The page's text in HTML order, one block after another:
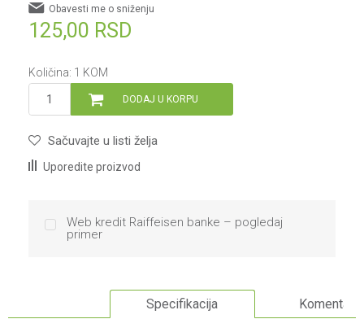
125,00 RSD
Obavesti me o sniženju
Količina: 1 KOM
DODAJ U KORPU
Sačuvajte u listi želja
Uporedite proizvod
Web kredit Raiffeisen banke – pogledaj
primer
Specifikacija Komentari